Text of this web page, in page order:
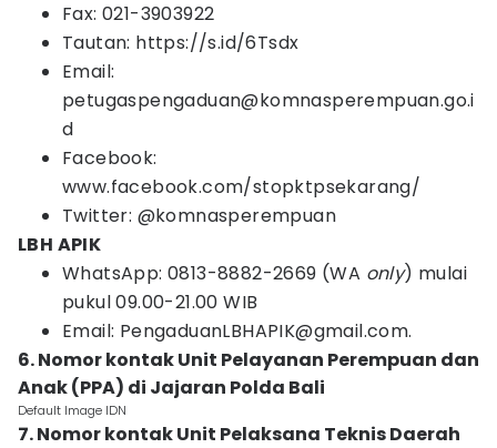
Fax: 021-3903922
Tautan: https://s.id/6Tsdx
Email:
petugaspengaduan@komnasperempuan.go.i
d
Facebook:
www.facebook.com/stopktpsekarang/
Twitter: @komnasperempuan
LBH APIK
WhatsApp: 0813-8882-2669 (WA only) mulai
pukul 09.00-21.00 WIB
Email: PengaduanLBHAPIK@gmail.com.
6. Nomor kontak Unit Pelayanan Perempuan dan
Anak (PPA) di Jajaran Polda Bali
Default Image IDN
7. Nomor kontak Unit Pelaksana Teknis Daerah